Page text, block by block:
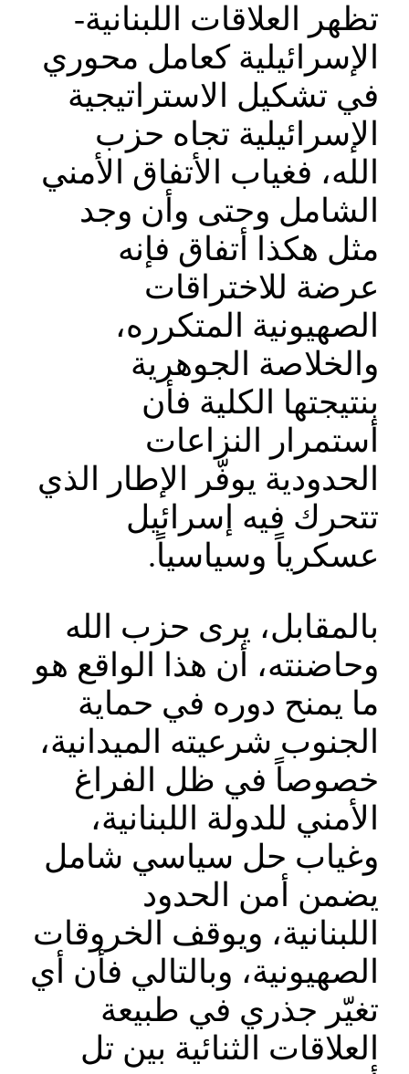
تظهر العلاقات اللبنانية-
الإسرائيلية كعامل محوري
في تشكيل الاستراتيجية
الإسرائيلية تجاه حزب
الله، فغياب الأتفاق الأمني
الشامل وحتى وأن وجد
مثل هكذا أتفاق فإنه
عرضة للاختراقات
الصهيونية المتكرره،
والخلاصة الجوهرية
بنتيجتها الكلية فأن
أستمرار النزاعات
الحدودية يوفّر الإطار الذي
تتحرك فيه إسرائيل
عسكرياً وسياسياً.
بالمقابل، يرى حزب الله
وحاضنته، أن هذا الواقع هو
ما يمنح دوره في حماية
الجنوب شرعيته الميدانية،
خصوصاً في ظل الفراغ
الأمني للدولة اللبنانية،
وغياب حل سياسي شامل
يضمن أمن الحدود
اللبنانية، ويوقف الخروقات
الصهيونية، وبالتالي فأن أي
تغيّر جذري في طبيعة
العلاقات الثنائية بين تل